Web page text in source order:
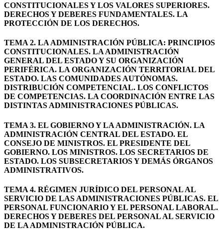
CONSTITUCIONALES Y LOS VALORES SUPERIORES.
DERECHOS Y DEBERES FUNDAMENTALES. LA
PROTECCIÓN DE LOS DERECHOS.
TEMA 2. LA ADMINISTRACIÓN PÚBLICA: PRINCIPIOS
CONSTITUCIONALES. LA ADMINISTRACIÓN
GENERAL DEL ESTADO Y SU ORGANIZACIÓN
PERIFÉRICA. LA ORGANIZACIÓN TERRITORIAL DEL
ESTADO. LAS COMUNIDADES AUTÓNOMAS.
DISTRIBUCIÓN COMPETENCIAL. LOS CONFLICTOS
DE COMPETENCIAS. LA COORDINACIÓN ENTRE LAS
DISTINTAS ADMINISTRACIONES PÚBLICAS.
TEMA 3. EL GOBIERNO Y LA ADMINISTRACIÓN. LA
ADMINISTRACIÓN CENTRAL DEL ESTADO. EL
CONSEJO DE MINISTROS. EL PRESIDENTE DEL
GOBIERNO. LOS MINISTROS. LOS SECRETARIOS DE
ESTADO. LOS SUBSECRETARIOS Y DEMÁS ÓRGANOS
ADMINISTRATIVOS.
TEMA 4. RÉGIMEN JURÍDICO DEL PERSONAL AL
SERVICIO DE LAS ADMINISTRACIONES PÚBLICAS. EL
PERSONAL FUNCIONARIO Y EL PERSONAL LABORAL.
DERECHOS Y DEBERES DEL PERSONAL AL SERVICIO
DE LA ADMINISTRACIÓN PÚBLICA.